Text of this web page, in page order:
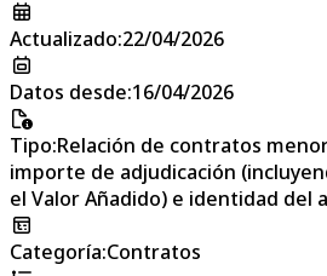
Actualizado:22/04/2026
Datos desde:16/04/2026
Tipo:Relación de contratos
importe de adjudicación
el Valor Añadido) e identidad del
Categoría:Contratos